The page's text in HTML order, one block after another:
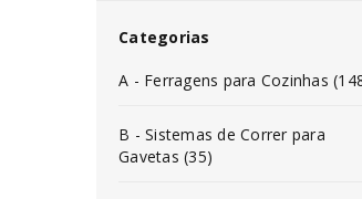
Categorias
A - Ferragens para Cozinhas
B - Sistemas de Correr para
Gavetas (35)